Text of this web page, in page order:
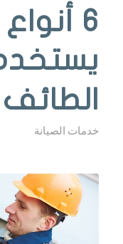
6
الطائف
خدمات الصيانة